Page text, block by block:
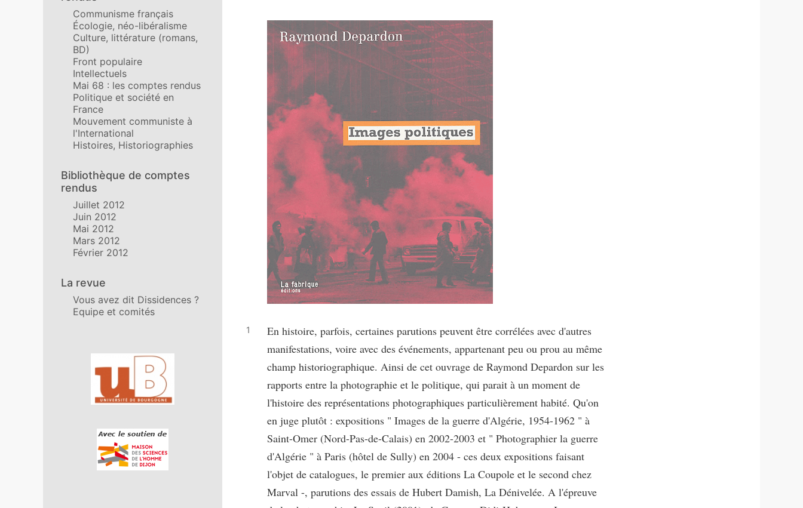
Communisme français
Écologie, néo-libéralisme
Culture, littérature (romans,
BD)
Front populaire
Intellectuels
Mai 68 : les comptes rendus
Politique et société en
France
Mouvement communiste à
l'International
Histoires, Historiographies
Bibliothèque de comptes
rendus
Juillet 2012
Juin 2012
Mai 2012
Mars 2012
Février 2012
La revue
Vous avez dit Dissidences ?
Equipe et comités
Affiliations/partenaires
En histoire, parfois, certaines parutions peuvent être corrélées avec d'autres
manifestations, voire avec des événements, appartenant peu ou prou au même
champ historiographique. Ainsi de cet ouvrage de Raymond Depardon sur les
rapports entre la photographie et le politique, qui parait à un moment de
l'histoire des représentations photographiques particulièrement habité. Qu'on
en juge plutôt : expositions " Images de la guerre d'Algérie, 1954-1962 " à
Saint-Omer (Nord-Pas-de-Calais) en 2002-2003 et " Photographier la guerre
d'Algérie " à Paris (hôtel de Sully) en 2004 - ces deux expositions faisant
l'objet de catalogues, le premier aux éditions La Coupole et le second chez
Marval -, parutions des essais de Hubert Damish, La Dénivelée. A l'épreuve